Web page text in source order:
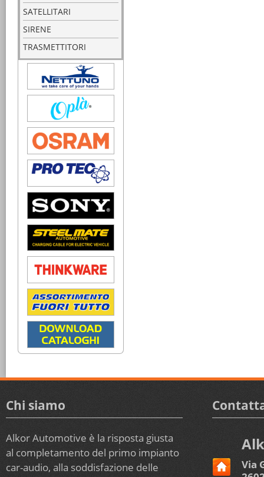
SATELLITARI
SIRENE
TRASMETTITORI
Chi siamo
Alkor Automotive è la risposta giusta
al completamento del primo impianto
car-audio, alla soddisfazione delle
Via